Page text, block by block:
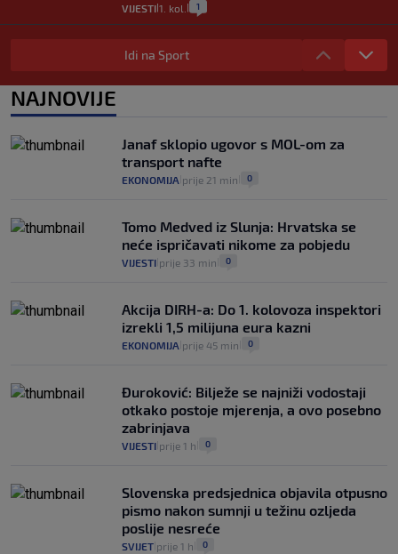
VIJESTI 1. kol. 1
Provjerili smo "što ćemo onda" ako
Plenković na 15 dana ukine mjere: "Ne bi
se dogodilo ništa. Vlada se zaljubila u te
intervencije"
Analitičar o Mostu: Oni su u yin-yang
poziciji i imaju drugog najpoznatijeg
bravara u povijesti Hrvatske
30. srp.
Idi na Sport
NAJNOVIJE
Janaf sklopio ugovor s MOL-om za
transport nafte
EKONOMIJA prije 21 min 0
Tomo Medved iz Slunja: Hrvatska se
neće ispričavati nikome za pobjedu
VIJESTI prije 33 min 0
Akcija DIRH-a: Do 1. kolovoza inspektori
izrekli 1,5 milijuna eura kazni
EKONOMIJA prije 45 min 0
Đuroković: Bilježe se najniži vodostaji
otkako postoje mjerenja, a ovo posebno
zabrinjava
VIJESTI prije 1 h 0
Slovenska predsjednica objavila otpusno
pismo nakon sumnji u težinu ozljeda
poslije nesreće
SVIJET prije 1 h 0